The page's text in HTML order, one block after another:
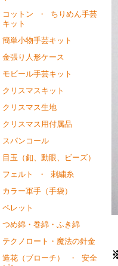
コットン ・ ちりめん手芸
キット
簡単小物手芸キット
金張り人形ケース
モビール手芸キット
クリスマスキット
クリスマス生地
クリスマス用付属品
スパンコール
目玉（釦、動眼、ビーズ）
フェルト ・ 刺繍糸
カラー軍手（手袋）
ペレット
つめ綿・巻綿・ふき綿
テクノロート・魔法の針金
造花（ブローチ） ・ 安全